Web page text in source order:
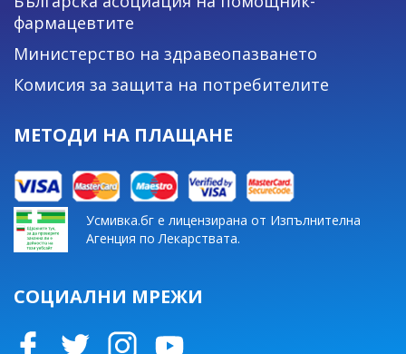
фармацевтите
Министерство на здравеопазването
Комисия за защита на потребителите
МЕТОДИ НА ПЛАЩАНЕ
Усмивка.бг е лицензирана от Изпълнителна
Агенция по Лекарствата.
СОЦИАЛНИ МРЕЖИ